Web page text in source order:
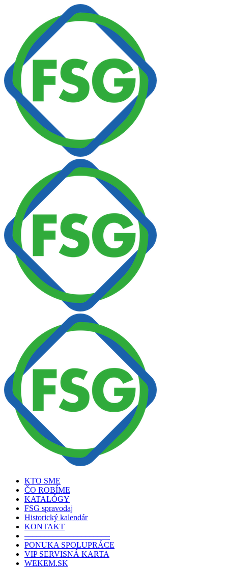
KTO SME
ČO ROBÍME
KATALÓGY
FSG spravodaj
Historický kalendár
KONTAKT
–––––––––––––––––––––
PONUKA SPOLUPRÁCE
VIP SERVISNÁ KARTA
WEKEM.SK